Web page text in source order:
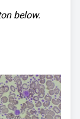
below.